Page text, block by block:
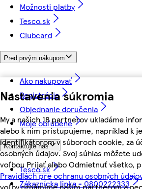
Nastavenia súkromia
My a našich 18 partnerov ukladáme
alebo k nim pristupujeme, napríklad k
identifikátorom v súboroch cookie, za
osobných údajov. Svoj súhlas môžete
voľbou Prijať alebo Odmietnuť všetko,
Pravidlách pre ochranu osobných
voľby oznámime našim partnerom a
Možnosti platby
Tesco.sk
Clubcard
Pred prvým nákupom
Ako nakupovať
Registrácia
Objednanie doručenia
Moje obľúbené
Kontaktujte nás
Tesco.sk
Zákaznícka linka - 0800222333